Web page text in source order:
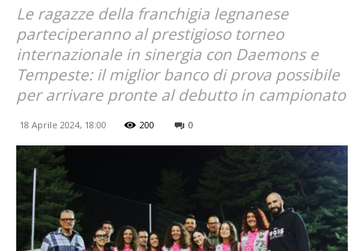
Le ragazze della franchigia legnanese
parteciperanno al prestigioso torneo
internazionale in sinergia con Daemons e
Tempeste: il miglior banco di prova possibile
per arrivare pronte al debutto in campionato
18 Aprile 2024, 18:00 200 0